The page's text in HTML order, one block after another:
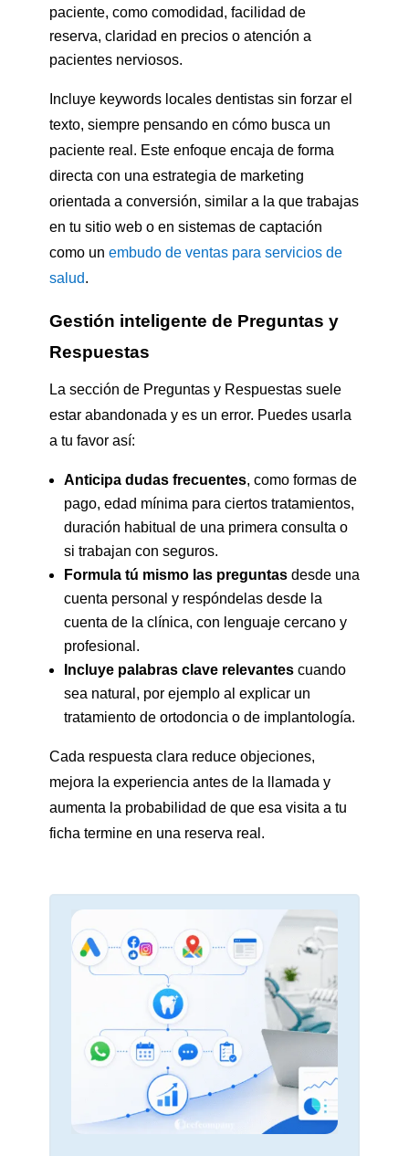
paciente, como comodidad, facilidad de
reserva, claridad en precios o atención a
pacientes nerviosos.
Incluye keywords locales dentistas sin forzar el
texto, siempre pensando en cómo busca un
paciente real. Este enfoque encaja de forma
directa con una estrategia de marketing
orientada a conversión, similar a la que trabajas
en tu sitio web o en sistemas de captación
como un embudo de ventas para servicios de
salud.
Gestión inteligente de Preguntas y
Respuestas
La sección de Preguntas y Respuestas suele
estar abandonada y es un error. Puedes usarla
a tu favor así:
Anticipa dudas frecuentes, como formas de
pago, edad mínima para ciertos tratamientos,
duración habitual de una primera consulta o
si trabajan con seguros.
Formula tú mismo las preguntasdesde una
cuenta personal y respóndelas desde la
cuenta de la clínica, con lenguaje cercano y
profesional.
Incluye palabras clave relevantescuando
sea natural, por ejemplo al explicar un
tratamiento de ortodoncia o de implantología.
Cada respuesta clara reduce objeciones,
mejora la experiencia antes de la llamada y
aumenta la probabilidad de que esa visita a tu
ficha termine en una reserva real.